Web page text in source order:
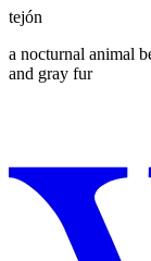
tejón
a nocturnal animal
and gray fur